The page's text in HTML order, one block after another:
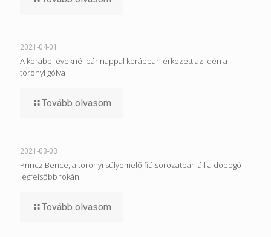
2021-04-01
A korábbi éveknél pár nappal korábban érkezett az idén a
toronyi gólya
Tovább olvasom
2021-03-03
Princz Bence, a toronyi súlyemelő fiú sorozatban áll a dobogó
legfelsőbb fokán
Tovább olvasom